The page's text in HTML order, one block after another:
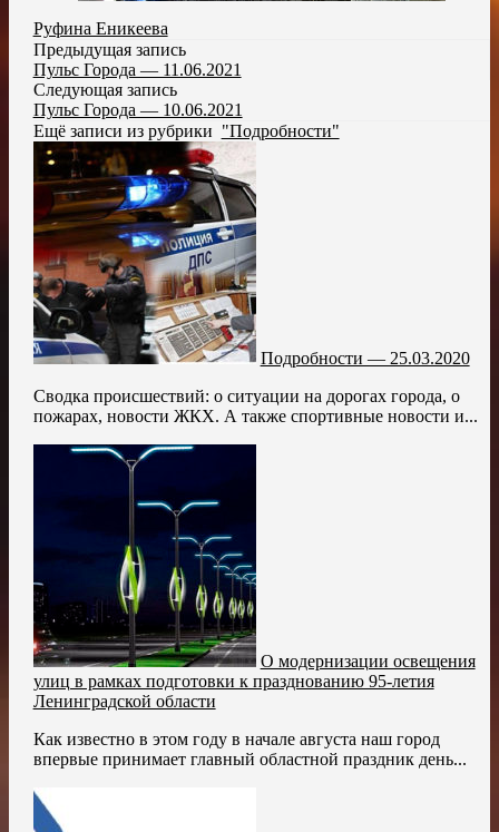
Руфина Еникеева
Предыдущая запись
Пульс Города — 11.06.2021
Следующая запись
Пульс Города — 10.06.2021
Ещё записи из рубрики "Подробности"
Подробности — 25.03.2020
Сводка происшествий: о ситуации на дорогах города, о
пожарах, новости ЖКХ. А также спортивные новости и...
О модернизации освещения
улиц в рамках подготовки к празднованию 95-летия
Ленинградской области
Как известно в этом году в начале августа наш город
впервые принимает главный областной праздник день...